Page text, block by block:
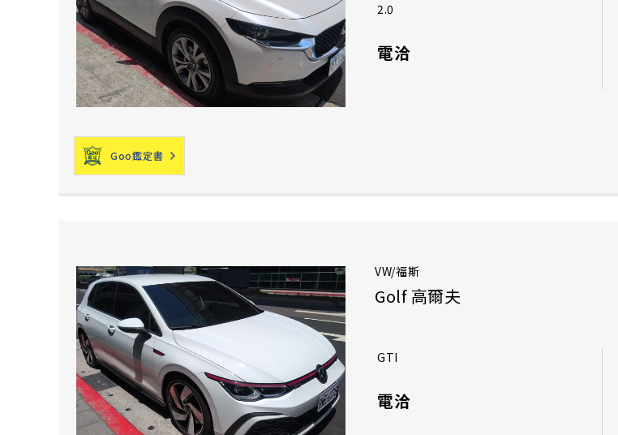
2.0
電洽
Goo鑑定書
VW/福斯
Golf 高爾夫
GTI
電洽